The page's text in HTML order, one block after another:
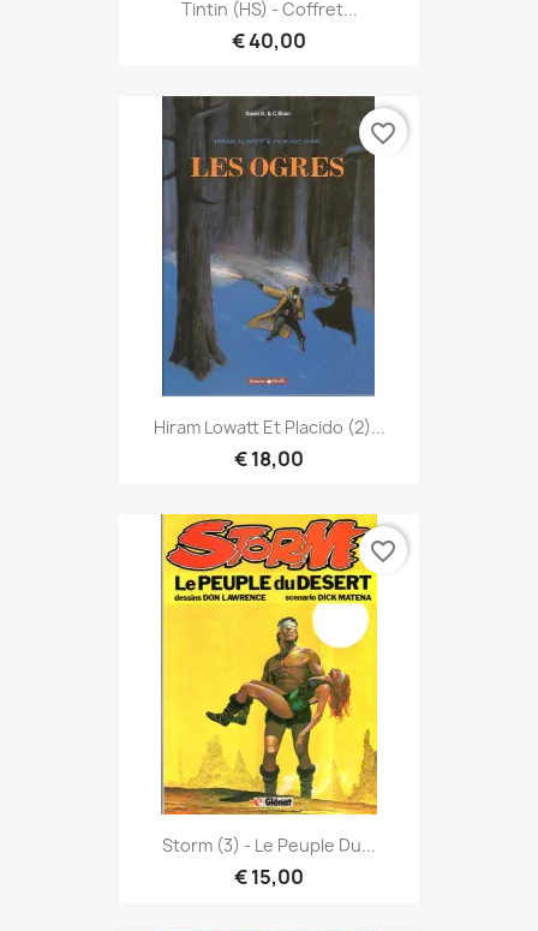
Tintin (HS) - Coffret...
€ 40,00
Hiram Lowatt Et Placido (2)...
€ 18,00
favorite_border
Storm (3) - Le Peuple Du...
€ 15,00
favorite_border